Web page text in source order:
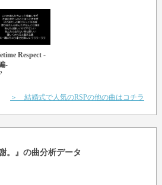
Respect -
-
＞ 結婚式で人気のRSPの他の曲はコチラ
。』の曲分析データ